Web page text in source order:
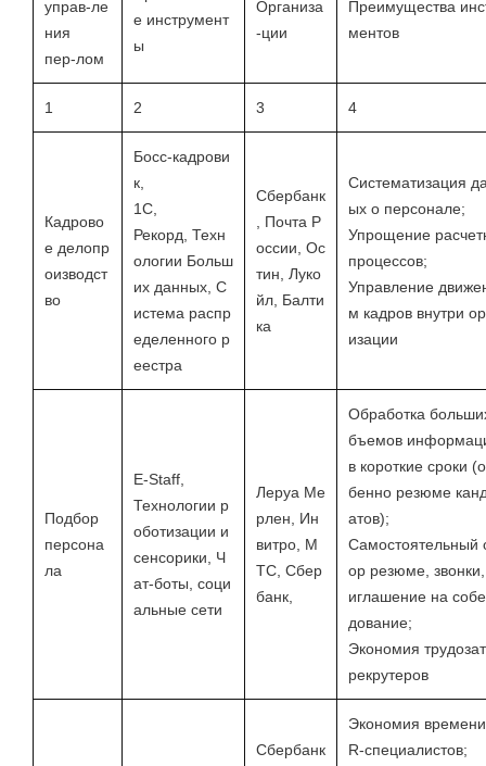
управ-ле
ния
пер-лом
е инструмент
ы
Организа
-ции
Преимущества
ментов
1 2 3 4
Кадрово
е делопр
оизводст
во
Босс-кадрови
к,
1С,
Рекорд, Техн
ологии Больш
их данных, С
истема распр
еделенного р
еестра
Сбербанк
, Почта Р
оссии, Ос
тин, Луко
йл, Балти
ка
Систематизация
ых о персонале;
Упрощение
процессов;
Управление
м кадров внутри
изации
Подбор
персона
ла
E-Staff,
Технологии р
оботизации и
сенсорики, Ч
ат-боты, соци
альные сети
Леруа Ме
рлен, Ин
витро, М
ТС, Сбер
банк,
Обработка
бъемов
в короткие сроки
бенно резюме
атов);
Самостоятельный
ор резюме,
иглашение на
дование;
Экономия
рекрутеров
Сбербанк
Экономия
R-специалистов;